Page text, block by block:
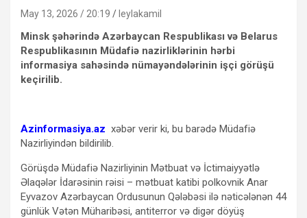
May 13, 2026 / 20:19 leylakamil
Minsk şəhərində Azərbaycan Respublikası və Belarus
Respublikasının Müdafiə nazirliklərinin hərbi
informasiya sahəsində nümayəndələrinin işçi görüşü
keçirilib.
Azinformasiya.az xəbər verir ki, bu barədə Müdafiə
Nazirliyindən bildirilib.
Görüşdə Müdafiə Nazirliyinin Mətbuat və İctimaiyyətlə
Əlaqələr İdarəsinin rəisi – mətbuat katibi polkovnik Anar
Eyvazov Azərbaycan Ordusunun Qələbəsi ilə nəticələnən 44
günlük Vətən Müharibəsi, antiterror və digər döyüş